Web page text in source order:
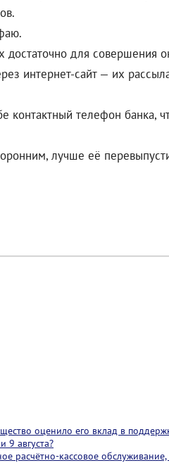
для
интернет-сайт — их
телефон банка,
лучше её
оценило его вклад в
9 августа?
расчётно-кассовое